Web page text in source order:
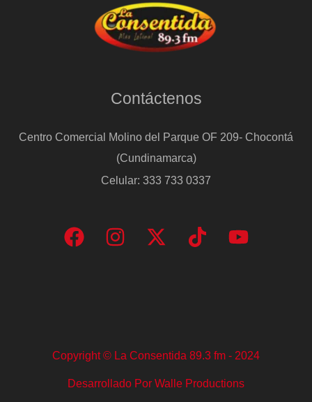
Contáctenos
Centro Comercial Molino del Parque OF 209- Chocontá
(Cundinamarca)
Celular: 333 733 0337
Copyright © La Consentida 89.3 fm - 2024
Desarrollado Por Walle Productions